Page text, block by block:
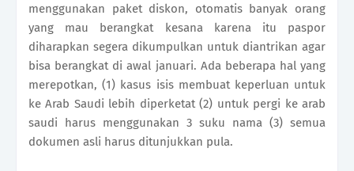
menggunakan paket diskon, otomatis banyak orang
yang mau berangkat kesana karena itu paspor
diharapkan segera dikumpulkan untuk diantrikan agar
bisa berangkat di awal januari. Ada beberapa hal yang
merepotkan, (1) kasus isis membuat keperluan untuk
ke Arab Saudi lebih diperketat (2) untuk pergi ke arab
saudi harus menggunakan 3 suku nama (3) semua
dokumen asli harus ditunjukkan pula.